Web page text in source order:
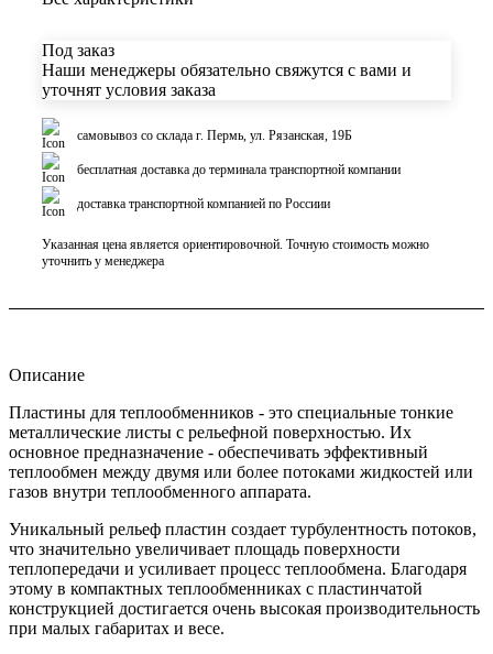
Под заказ
Наши менеджеры обязательно свяжутся с вами и
уточнят условия заказа
самовывоз со склада г. Пермь, ул. Рязанская, 19Б
бесплатная доставка до терминала транспортной компании
доставка транспортной компанией по Россиии
Указанная цена является ориентировочной. Точную стоимость можно
уточнить у менеджера
Описание
Пластины для теплообменников - это специальные тонкие
металлические листы с рельефной поверхностью. Их
основное предназначение - обеспечивать эффективный
теплообмен между двумя или более потоками жидкостей или
газов внутри теплообменного аппарата.
Уникальный рельеф пластин создает турбулентность потоков,
что значительно увеличивает площадь поверхности
теплопередачи и усиливает процесс теплообмена. Благодаря
этому в компактных теплообменниках с пластинчатой
конструкцией достигается очень высокая производительность
при малых габаритах и весе.